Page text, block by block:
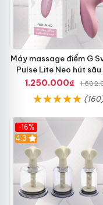
trong khoảng thời
thế giới
có thể mang
danh sáchcác chuyến
Trung Quốcnhé.
Máy massage điểm G
Pulse Lite Neo hút
ứng app
1.250.000₫
-16%
4.3